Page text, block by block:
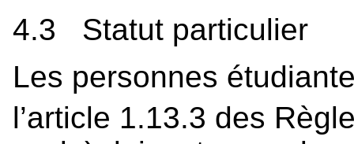
4.3 Statut particulier
Les personnes
l’article 1.13.3 des